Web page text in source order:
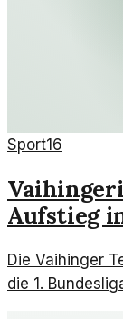
Sport16
Aufstieg
Die Vaihinger
die 1.